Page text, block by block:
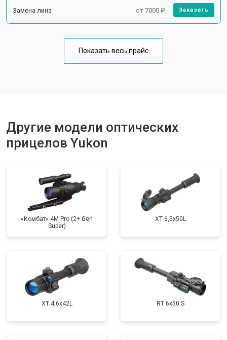
Замена линз от 7000 ₽ Заказать
Показать весь прайс
Другие модели оптических
прицелов Yukon
«Комбат» 4M Pro (2+ Gen
Super)
XT 6,5x50L
XT 4,6x42L RT 6x50 S